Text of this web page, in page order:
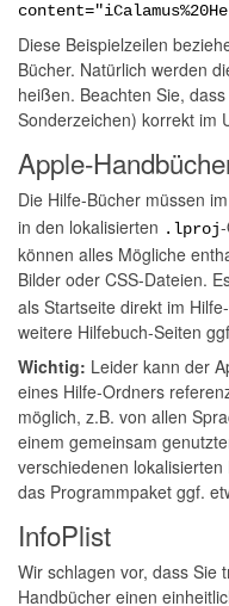
Diese Beispielzeilen
Bücher. Natürlich werden
heißen. Beachten Sie,
Sonderzeichen) korrekt im
Apple-
Die Hilfe-Bücher müssen
in den lokalisierten .lproj
können alles Mögliche
Bilder oder CSS-Dateien.
als Startseite direkt im
weitere Hilfebuch-Seiten
Wichtig: Leider kann der
eines Hilfe-Ordners
möglich, z.B. von allen
einem gemeinsam
verschiedenen
das Programmpaket ggf.
InfoPlist
Wir schlagen vor, dass Sie
Handbücher einen